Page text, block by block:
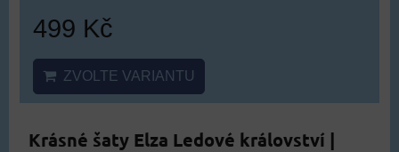
499 Kč
ZVOLTE VARIANTU
Krásné šaty Elza Ledové království |